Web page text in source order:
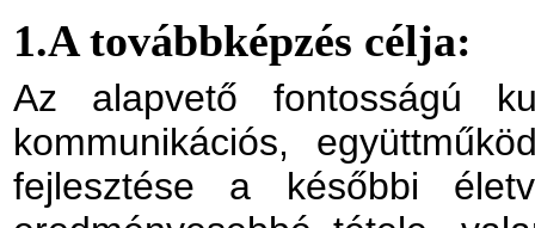
1.A továbbképzés célja:
Az alapvető fontosságú
kommunikációs,
fejlesztése a későbbi